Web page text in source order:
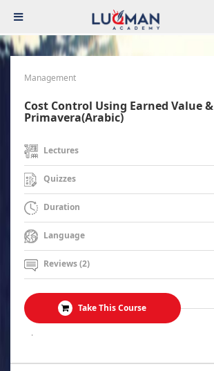
Management
Cost Control Using Earned Value &
Primavera(Arabic)
Lectures
Quizzes
Duration
Language
Reviews (2)
Take This Course
.